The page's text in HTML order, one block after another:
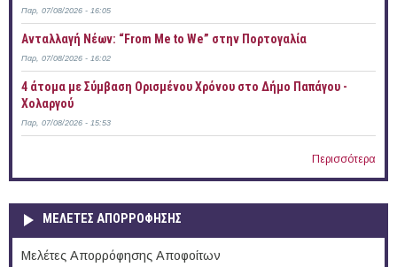
Παρ, 07/08/2026 - 16:05
Ανταλλαγή Νέων: “From Me to We” στην Πορτογαλία
Παρ, 07/08/2026 - 16:02
4 άτομα με Σύμβαση Ορισμένου Χρόνου στο Δήμο Παπάγου -
Χολαργού
Παρ, 07/08/2026 - 15:53
Περισσότερα
ΜΕΛΕΤΕΣ ΑΠΟΡΡΟΦΗΣΗΣ
Μελέτες Απορρόφησης Αποφοίτων